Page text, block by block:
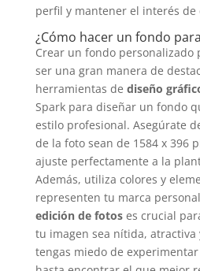
perfil y mantener el interés de
¿Cómo hacer un fondo
Crear un fondo personalizado
ser una gran manera de
herramientas de diseño
Spark para diseñar un fondo
estilo profesional. Asegúrate
de la foto sean de 1584 x 396
ajuste perfectamente a la
Además, utiliza colores y
representen tu marca
edición de fotoses crucial
tu imagen sea nítida, atractiva
tengas miedo de